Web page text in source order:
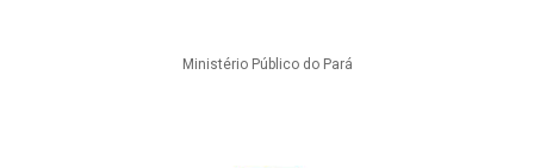
Ministério Público do Pará